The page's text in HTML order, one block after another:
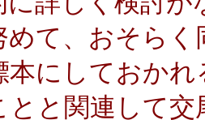
めて、おそら
本にしておか
とと関連して